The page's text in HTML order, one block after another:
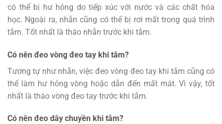
có thể bị hư hỏng do tiếp xúc với nước và các chất hóa
học. Ngoài ra, nhẫn cũng có thể bị rơi mất trong quá trình
tắm. Tốt nhất là tháo nhẫn trước khi tắm.
Có nên đeo vòng đeo tay khi tắm?
Tương tự như nhẫn, việc đeo vòng đeo tay khi tắm cũng có
thể làm hư hỏng vòng hoặc dẫn đến mất mát. Vì vậy, tốt
nhất là tháo vòng đeo tay trước khi tắm.
Có nên đeo dây chuyền khi tắm?